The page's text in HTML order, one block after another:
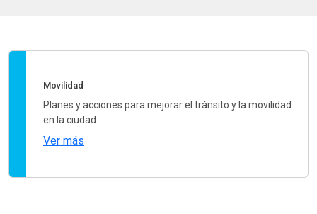
Movilidad
Planes y acciones para mejorar el tránsito y la movilidad
en la ciudad.
Ver más